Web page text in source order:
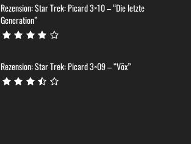
Rezension: Star Trek: Picard 3×10 – “Die letzte
Generation”
Rezension: Star Trek: Picard 3×09 – “Võx”